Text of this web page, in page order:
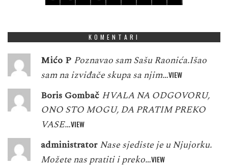
KOMENTARI
Mićo P Poznavao sam Sašu Raonića.Išao
sam na izviđače skupa sa njim…VIEW
Boris Gombač HVALA NA ODGOVORU,
ONO STO MOGU, DA PRATIM PREKO
VASE…VIEW
administrator Nase sjediste je u Njujorku.
Možete nas pratiti i preko…VIEW